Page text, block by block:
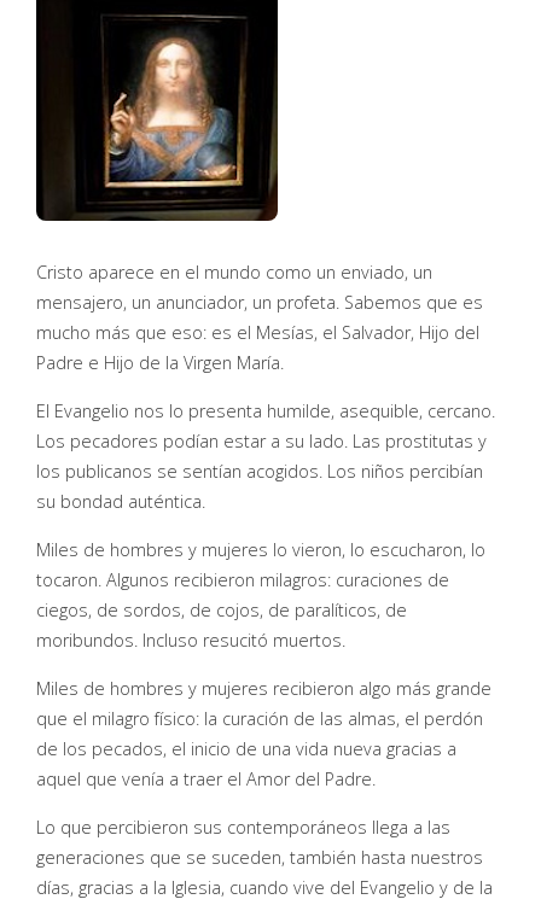
Cristo aparece en el mundo como un enviado, un
mensajero, un anunciador, un profeta. Sabemos que es
mucho más que eso: es el Mesías, el Salvador, Hijo del
Padre e Hijo de la Virgen María.
El Evangelio nos lo presenta humilde, asequible, cercano.
Los pecadores podían estar a su lado. Las prostitutas y
los publicanos se sentían acogidos. Los niños percibían
su bondad auténtica.
Miles de hombres y mujeres lo vieron, lo escucharon, lo
tocaron. Algunos recibieron milagros: curaciones de
ciegos, de sordos, de cojos, de paralíticos, de
moribundos. Incluso resucitó muertos.
Miles de hombres y mujeres recibieron algo más grande
que el milagro físico: la curación de las almas, el perdón
de los pecados, el inicio de una vida nueva gracias a
aquel que venía a traer el Amor del Padre.
Lo que percibieron sus contemporáneos llega a las
generaciones que se suceden, también hasta nuestros
días, gracias a la Iglesia, cuando vive del Evangelio y de la